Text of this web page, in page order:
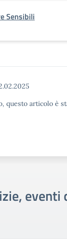
Sensibili
questo articolo è
eventi